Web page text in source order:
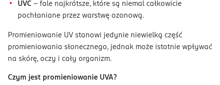
UVC – fale najkrótsze, które są niemal całkowicie
pochłaniane przez warstwę ozonową.
Promieniowanie UV stanowi jedynie niewielką część
promieniowania słonecznego, jednak może istotnie wpływać
na skórę, oczy i cały organizm.
Czym jest promieniowanie UVA?